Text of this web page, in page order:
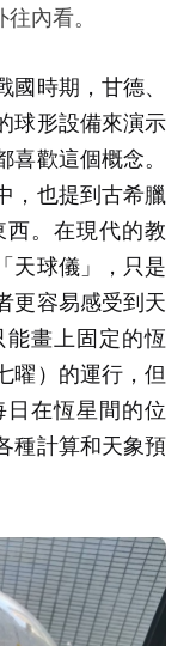
內看。
時期，甘德、
球形設備來演示
歡這個概念。
，也提到古希臘
西。在現代的教
天球儀」，只是
更容易感受到天
畫上固定的恆
曜）的運行，但
日在恆星間的位
種計算和天象預